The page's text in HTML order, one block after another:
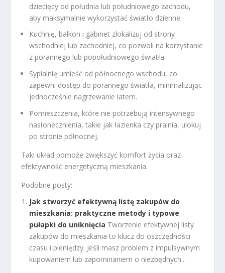
dziecięcy od południa lub południowego zachodu,
aby maksymalnie wykorzystać światło dzienne.
Kuchnię, balkon i gabinet zlokalizuj od strony
wschodniej lub zachodniej, co pozwoli na korzystanie
z porannego lub popołudniowego światła.
Sypialnię umieść od północnego wschodu, co
zapewni dostęp do porannego światła, minimalizując
jednocześnie nagrzewanie latem.
Pomieszczenia, które nie potrzebują intensywnego
nasłonecznienia, takie jak łazienka czy pralnia, ulokuj
po stronie północnej.
Taki układ pomoże zwiększyć komfort życia oraz
efektywność energetyczną mieszkania.
Podobne posty:
Jak stworzyć efektywną listę zakupów do
mieszkania: praktyczne metody i typowe
pułapki do uniknięcia Tworzenie efektywnej listy
zakupów do mieszkania to klucz do oszczędności
czasu i pieniędzy. Jeśli masz problem z impulsywnym
kupowaniem lub zapominaniem o niezbędnych...